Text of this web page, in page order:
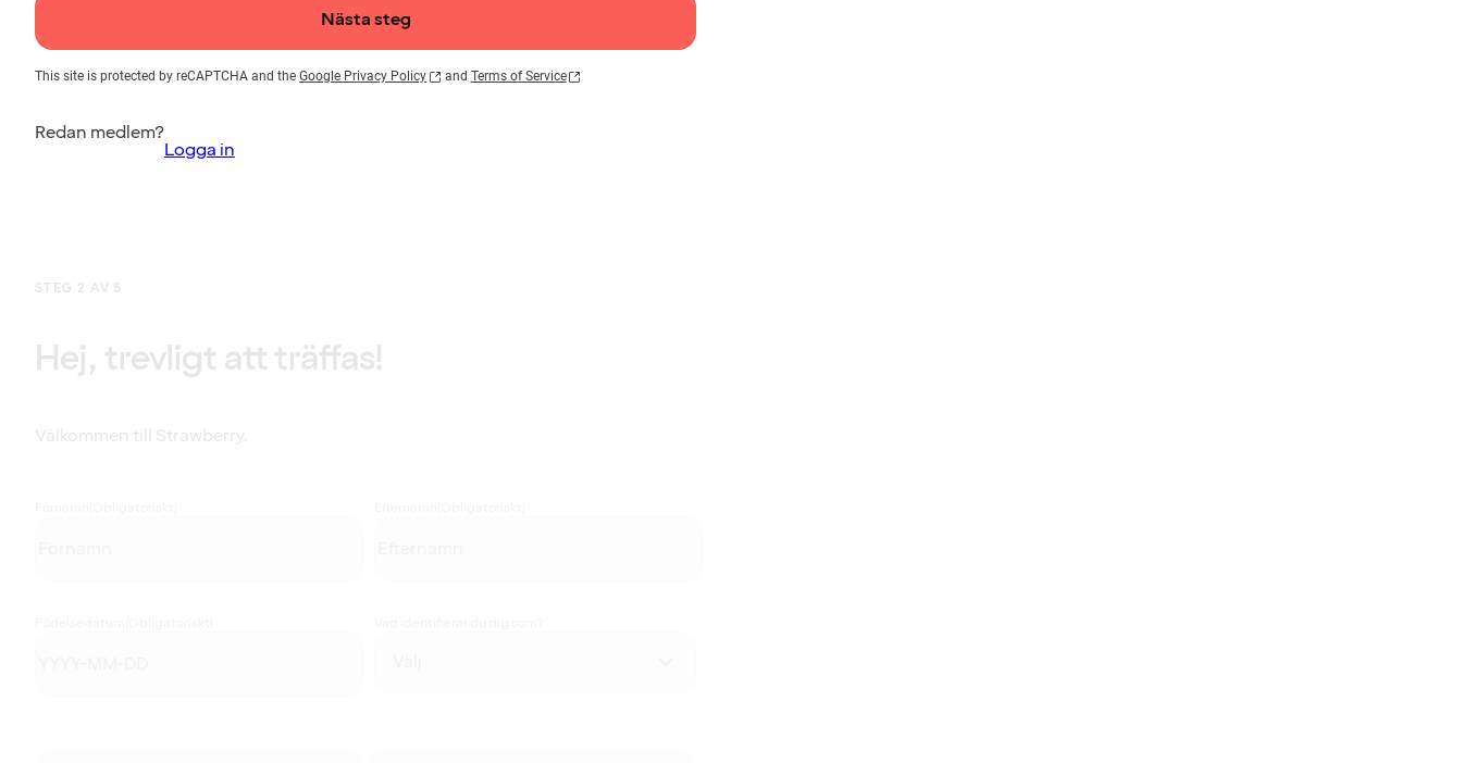
Nästa steg
This site is protected by reCAPTCHA and the Google Privacy Policy and Terms of Service
Redan medlem?
Logga in
STEG 2 AV 5
Hej, trevligt att träffas!
Välkommen till Strawberry.